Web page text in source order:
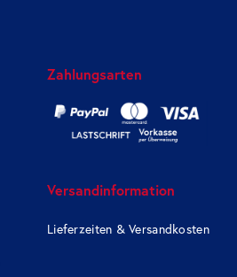
Zahlungsarten
Versandinformation
Lieferzeiten & Versandkosten